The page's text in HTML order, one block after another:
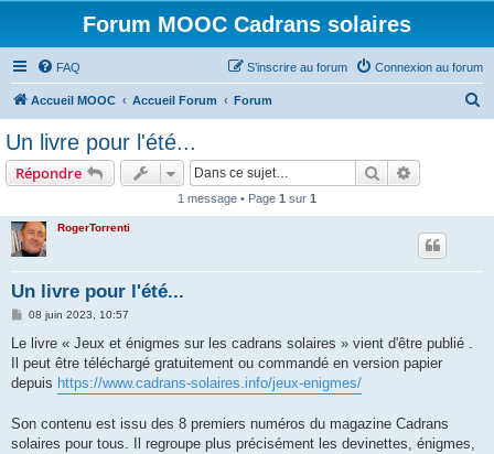
Forum MOOC Cadrans solaires
FAQ Connexion au forum
S’inscrire au forum
Accueil MOOC Accueil Forum Forum
Un livre pour l'été...
Répondre Rechercher
1 message • Page 1 sur 1
RogerTorrenti
Un livre pour l'été...
M
s
a
g
e
08 juin 2023, 10:57
Le livre « Jeux et énigmes sur les cadrans solaires » vient d'être publié .
Il peut être téléchargé gratuitement ou commandé en version papier
depuis https://www.cadrans-solaires.info/jeux-enigmes/
Son contenu est issu des 8 premiers numéros du magazine Cadrans
solaires pour tous. Il regroupe plus précisément les devinettes, énigmes,